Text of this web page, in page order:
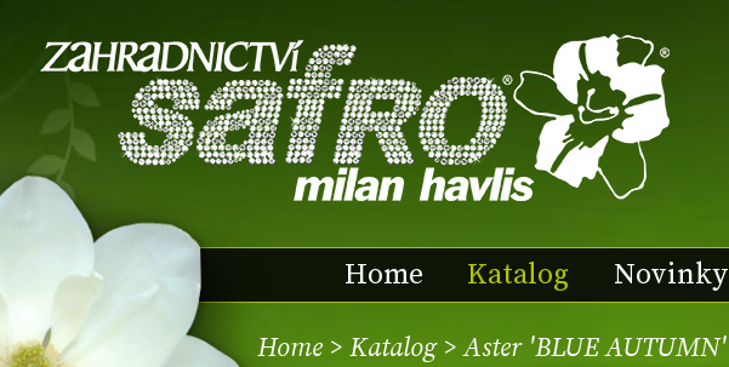
Home Katalog Novinky
Home > Katalog> Aster 'BLUE AUTUMN'